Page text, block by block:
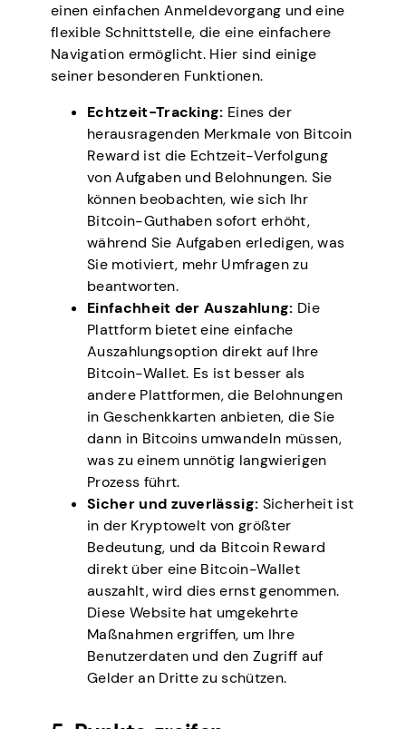
einen einfachen Anmeldevorgang und eine
flexible Schnittstelle, die eine einfachere
Navigation ermöglicht. Hier sind einige
seiner besonderen Funktionen.
Echtzeit-Tracking: Eines der
herausragenden Merkmale von Bitcoin
Reward ist die Echtzeit-Verfolgung
von Aufgaben und Belohnungen. Sie
können beobachten, wie sich Ihr
Bitcoin-Guthaben sofort erhöht,
während Sie Aufgaben erledigen, was
Sie motiviert, mehr Umfragen zu
beantworten.
Einfachheit der Auszahlung: Die
Plattform bietet eine einfache
Auszahlungsoption direkt auf Ihre
Bitcoin-Wallet. Es ist besser als
andere Plattformen, die Belohnungen
in Geschenkkarten anbieten, die Sie
dann in Bitcoins umwandeln müssen,
was zu einem unnötig langwierigen
Prozess führt.
Sicher und zuverlässig: Sicherheit ist
in der Kryptowelt von größter
Bedeutung, und da Bitcoin Reward
direkt über eine Bitcoin-Wallet
auszahlt, wird dies ernst genommen.
Diese Website hat umgekehrte
Maßnahmen ergriffen, um Ihre
Benutzerdaten und den Zugriff auf
Gelder an Dritte zu schützen.